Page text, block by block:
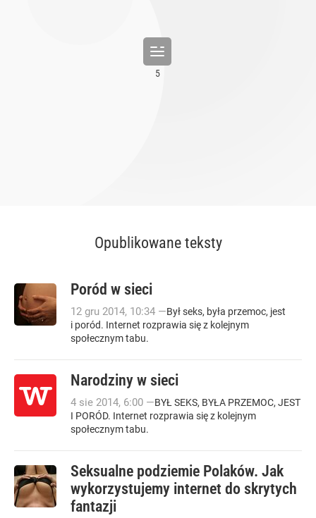
Opublikowane teksty
Poród w sieci
12 gru 2014, 10:34 —Był seks, była przemoc, jest
i poród. Internet rozprawia się z kolejnym
społecznym tabu.
Narodziny w sieci
4 sie 2014, 6:00 —BYŁ SEKS, BYŁA PRZEMOC, JEST
I PORÓD. Internet rozprawia się z kolejnym
społecznym tabu.
Seksualne podziemie Polaków. Jak
wykorzystujemy internet do skrytych
fantazji